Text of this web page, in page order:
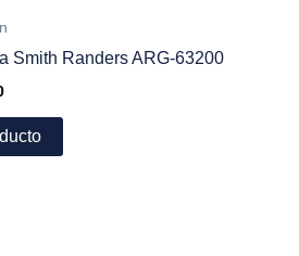
Smith Randers ARG-63200